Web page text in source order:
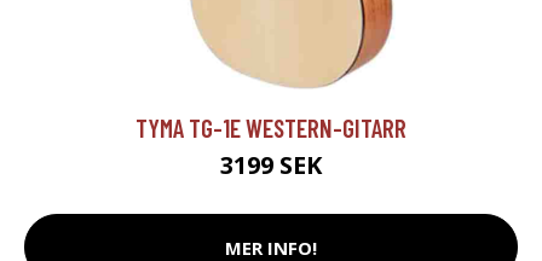
TYMA TG-1E WESTERN-GITARR
3199 SEK
MER INFO!